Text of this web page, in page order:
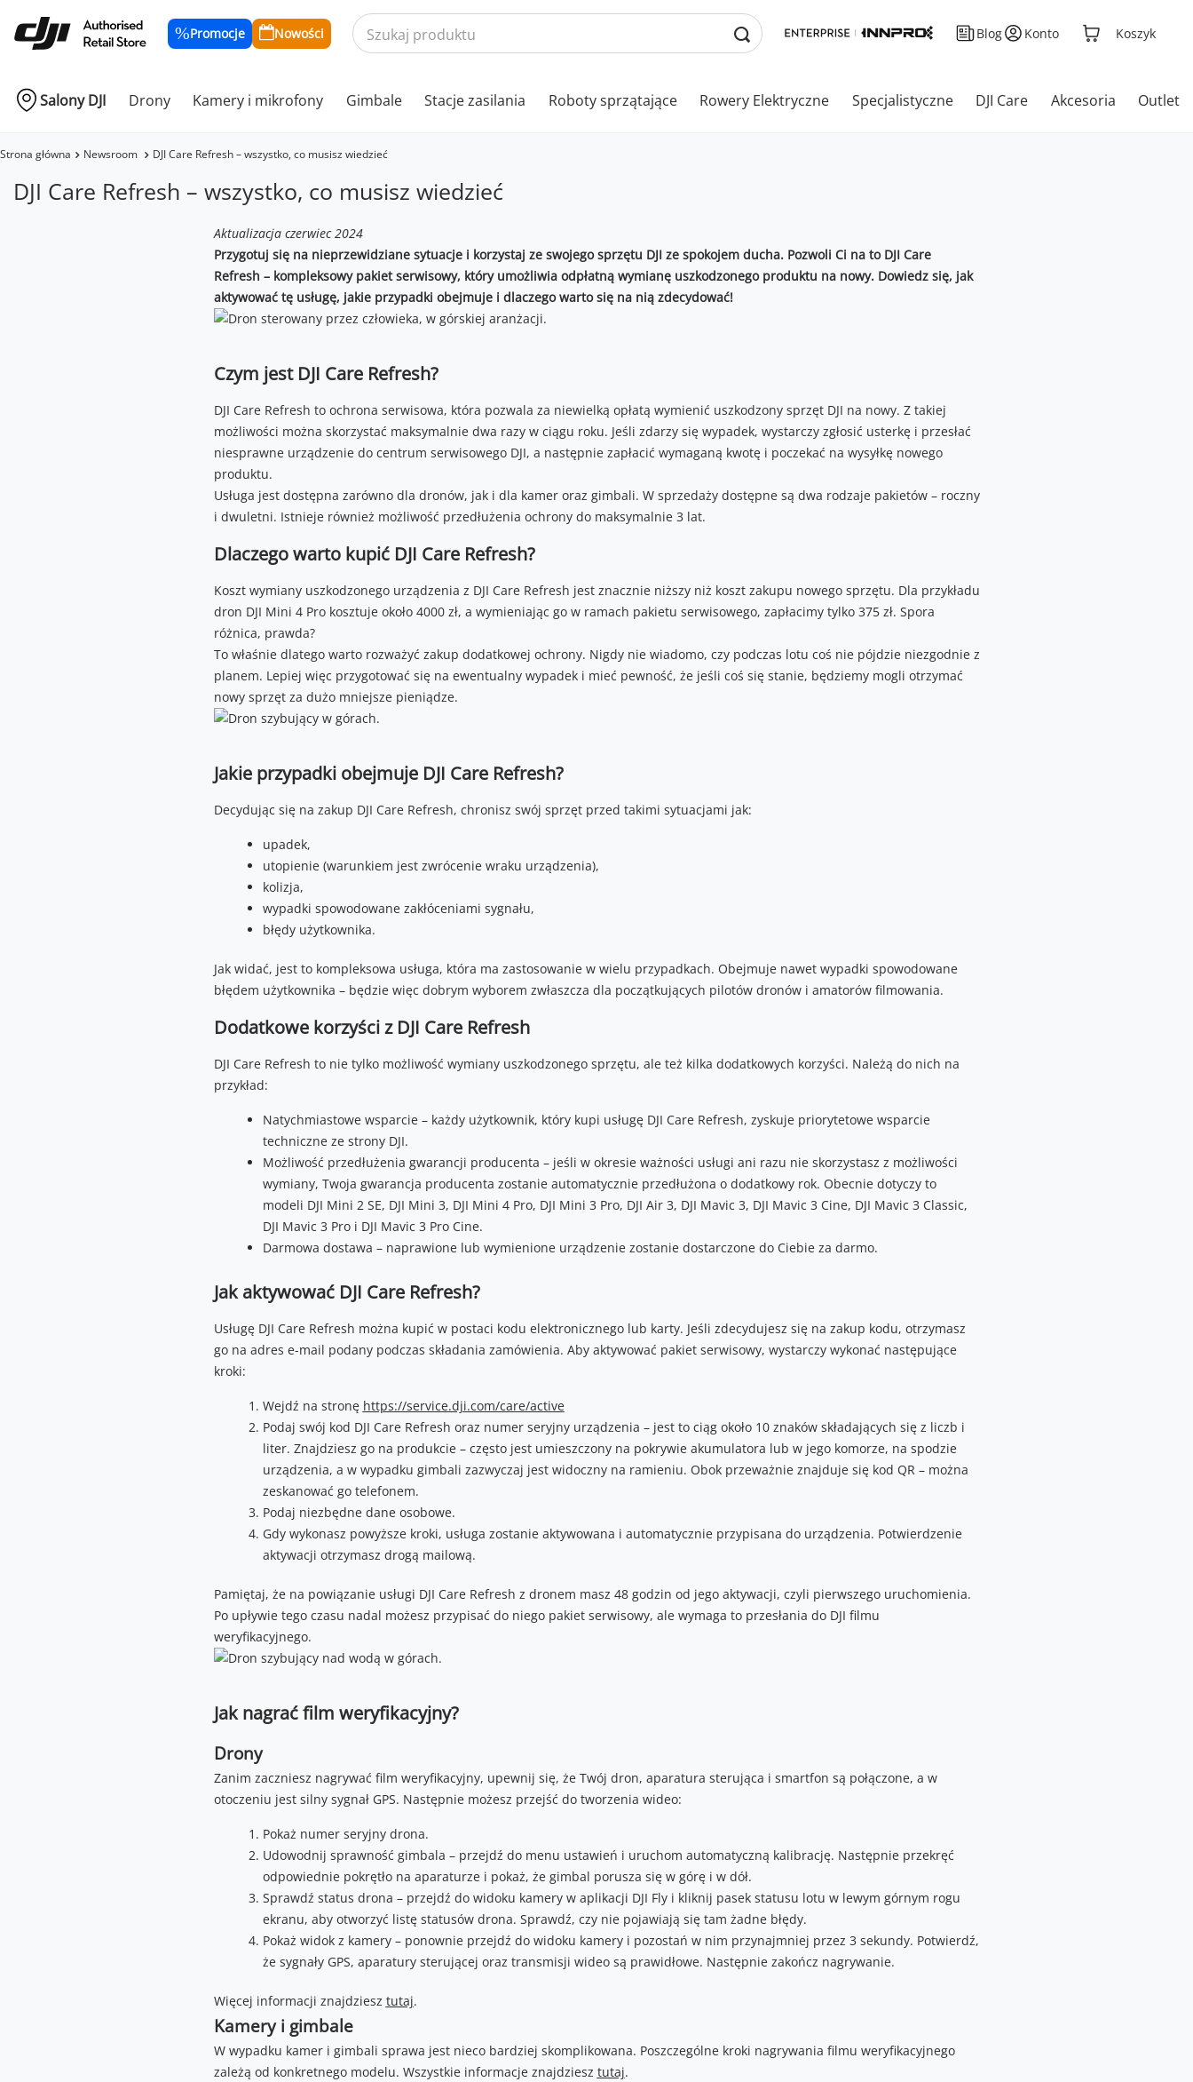
Promocje Nowości Blog Konto Koszyk
Salony DJI Drony Kamery i mikrofony Gimbale Stacje zasilania Roboty sprzątające Rowery Elektryczne Specjalistyczne DJI Care Akcesoria Outlet
Strona główna Newsroom DJI Care Refresh – wszystko, co musisz wiedzieć
DJI Care Refresh – wszystko, co musisz wiedzieć
Aktualizacja czerwiec 2024
Przygotuj się na nieprzewidziane sytuacje i korzystaj ze swojego sprzętu DJI ze spokojem ducha. Pozwoli Ci na to DJI Care
Refresh – kompleksowy pakiet serwisowy, który umożliwia odpłatną wymianę uszkodzonego produktu na nowy. Dowiedz się, jak
aktywować tę usługę, jakie przypadki obejmuje i dlaczego warto się na nią zdecydować!
Czym jest DJI Care Refresh?
DJI Care Refresh to ochrona serwisowa, która pozwala za niewielką opłatą wymienić uszkodzony sprzęt DJI na nowy. Z takiej
możliwości można skorzystać maksymalnie dwa razy w ciągu roku. Jeśli zdarzy się wypadek, wystarczy zgłosić usterkę i przesłać
niesprawne urządzenie do centrum serwisowego DJI, a następnie zapłacić wymaganą kwotę i poczekać na wysyłkę nowego
produktu.
Usługa jest dostępna zarówno dla dronów, jak i dla kamer oraz gimbali. W sprzedaży dostępne są dwa rodzaje pakietów – roczny
i dwuletni. Istnieje również możliwość przedłużenia ochrony do maksymalnie 3 lat.
Dlaczego warto kupić DJI Care Refresh?
Koszt wymiany uszkodzonego urządzenia z DJI Care Refresh jest znacznie niższy niż koszt zakupu nowego sprzętu. Dla przykładu
dron DJI Mini 4 Pro kosztuje około 4000 zł, a wymieniając go w ramach pakietu serwisowego, zapłacimy tylko 375 zł. Spora
różnica, prawda?
To właśnie dlatego warto rozważyć zakup dodatkowej ochrony. Nigdy nie wiadomo, czy podczas lotu coś nie pójdzie niezgodnie z
planem. Lepiej więc przygotować się na ewentualny wypadek i mieć pewność, że jeśli coś się stanie, będziemy mogli otrzymać
nowy sprzęt za dużo mniejsze pieniądze.
Jakie przypadki obejmuje DJI Care Refresh?
Decydując się na zakup DJI Care Refresh, chronisz swój sprzęt przed takimi sytuacjami jak:
upadek,
utopienie (warunkiem jest zwrócenie wraku urządzenia),
kolizja,
wypadki spowodowane zakłóceniami sygnału,
błędy użytkownika.
Jak widać, jest to kompleksowa usługa, która ma zastosowanie w wielu przypadkach. Obejmuje nawet wypadki spowodowane
błędem użytkownika – będzie więc dobrym wyborem zwłaszcza dla początkujących pilotów dronów i amatorów filmowania.
Dodatkowe korzyści z DJI Care Refresh
DJI Care Refresh to nie tylko możliwość wymiany uszkodzonego sprzętu, ale też kilka dodatkowych korzyści. Należą do nich na
przykład:
Natychmiastowe wsparcie – każdy użytkownik, który kupi usługę DJI Care Refresh, zyskuje priorytetowe wsparcie
techniczne ze strony DJI.
Możliwość przedłużenia gwarancji producenta – jeśli w okresie ważności usługi ani razu nie skorzystasz z możliwości
wymiany, Twoja gwarancja producenta zostanie automatycznie przedłużona o dodatkowy rok. Obecnie dotyczy to
modeli DJI Mini 2 SE, DJI Mini 3, DJI Mini 4 Pro, DJI Mini 3 Pro, DJI Air 3, DJI Mavic 3, DJI Mavic 3 Cine, DJI Mavic 3 Classic,
DJI Mavic 3 Pro i DJI Mavic 3 Pro Cine.
Darmowa dostawa – naprawione lub wymienione urządzenie zostanie dostarczone do Ciebie za darmo.
Jak aktywować DJI Care Refresh?
Usługę DJI Care Refresh można kupić w postaci kodu elektronicznego lub karty. Jeśli zdecydujesz się na zakup kodu, otrzymasz
go na adres e-mail podany podczas składania zamówienia. Aby aktywować pakiet serwisowy, wystarczy wykonać następujące
kroki:
Wejdź na stronę https://service.dji.com/care/active
Podaj swój kod DJI Care Refresh oraz numer seryjny urządzenia – jest to ciąg około 10 znaków składających się z liczb i
liter. Znajdziesz go na produkcie – często jest umieszczony na pokrywie akumulatora lub w jego komorze, na spodzie
urządzenia, a w wypadku gimbali zazwyczaj jest widoczny na ramieniu. Obok przeważnie znajduje się kod QR – można
zeskanować go telefonem.
Podaj niezbędne dane osobowe.
Gdy wykonasz powyższe kroki, usługa zostanie aktywowana i automatycznie przypisana do urządzenia. Potwierdzenie
aktywacji otrzymasz drogą mailową.
Pamiętaj, że na powiązanie usługi DJI Care Refresh z dronem masz 48 godzin od jego aktywacji, czyli pierwszego uruchomienia.
Po upływie tego czasu nadal możesz przypisać do niego pakiet serwisowy, ale wymaga to przesłania do DJI filmu
weryfikacyjnego.
Jak nagrać film weryfikacyjny?
Drony
Zanim zaczniesz nagrywać film weryfikacyjny, upewnij się, że Twój dron, aparatura sterująca i smartfon są połączone, a w
otoczeniu jest silny sygnał GPS. Następnie możesz przejść do tworzenia wideo:
Pokaż numer seryjny drona.
Udowodnij sprawność gimbala – przejdź do menu ustawień i uruchom automatyczną kalibrację. Następnie przekręć
odpowiednie pokrętło na aparaturze i pokaż, że gimbal porusza się w górę i w dół.
Sprawdź status drona – przejdź do widoku kamery w aplikacji DJI Fly i kliknij pasek statusu lotu w lewym górnym rogu
ekranu, aby otworzyć listę statusów drona. Sprawdź, czy nie pojawiają się tam żadne błędy.
Pokaż widok z kamery – ponownie przejdź do widoku kamery i pozostań w nim przynajmniej przez 3 sekundy. Potwierdź,
że sygnały GPS, aparatury sterującej oraz transmisji wideo są prawidłowe. Następnie zakończ nagrywanie.
Więcej informacji znajdziesz tutaj.
Kamery i gimbale
W wypadku kamer i gimbali sprawa jest nieco bardziej skomplikowana. Poszczególne kroki nagrywania filmu weryfikacyjnego
zależą od konkretnego modelu. Wszystkie informacje znajdziesz tutaj.